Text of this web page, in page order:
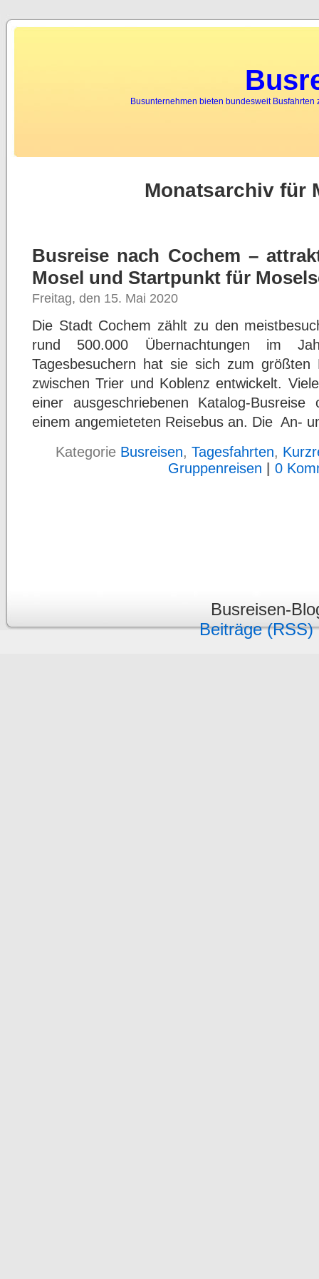
Busunternehmen bieten bundesweit
Monatsarchiv für
Busreise nach Cochem –
Mosel und Startpunkt für
Freitag, den 15. Mai 2020
Die Stadt Cochem zählt zu den
rund 500.000 Übernachtungen im
Tagesbesuchern hat sie sich zum größten
zwischen Trier und Koblenz entwickelt.
einer ausgeschriebenen Katalog-
einem angemieteten Reisebus an. Die An-
Kategorie Busreisen, Tagesfahrten,
Gruppenreisen
0
Busreisen-
Beiträge (RSS)